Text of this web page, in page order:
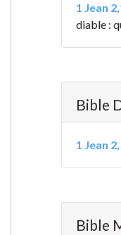
1 Jean
diable :
Bible
1 Jean
Bible